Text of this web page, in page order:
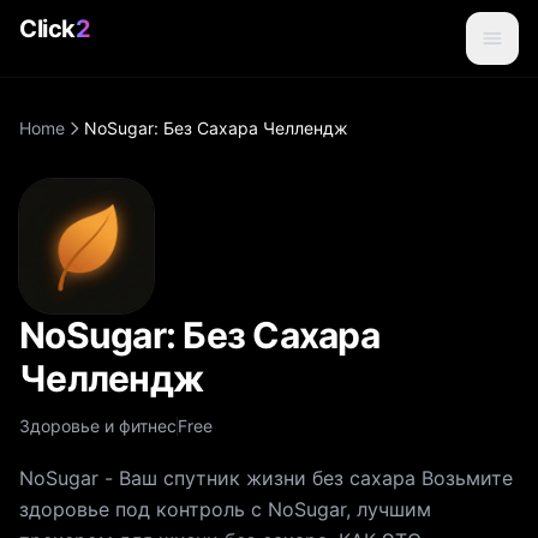
Click2
Home NoSugar: Без Сахара Челлендж
NoSugar: Без Сахара
Челлендж
Здоровье и фитнесFree
NoSugar - Ваш спутник жизни без сахара Возьмите
здоровье под контроль с NoSugar, лучшим